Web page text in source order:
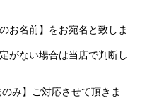
お名前】をお宛名と致しま
がない場合は当店で判断し
み】ご対応させて頂きま